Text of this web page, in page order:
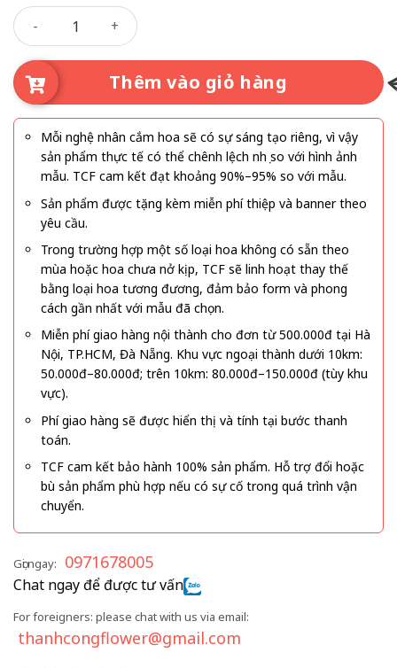
Cây thông noel 12 số lượng
Thêm vào giỏ hàng
Mỗi nghệ nhân cắm hoa sẽ có sự sáng tạo riêng, vì vậy
sản phẩm thực tế có thể chênh lệch nhẹ so với hình ảnh
mẫu. TCF cam kết đạt khoảng 90%–95% so với mẫu.
Sản phẩm được tặng kèm miễn phí thiệp và banner theo
yêu cầu.
Trong trường hợp một số loại hoa không có sẵn theo
mùa hoặc hoa chưa nở kịp, TCF sẽ linh hoạt thay thế
bằng loại hoa tương đương, đảm bảo form và phong
cách gần nhất với mẫu đã chọn.
Miễn phí giao hàng nội thành cho đơn từ 500.000đ tại Hà
Nội, TP.HCM, Đà Nẵng. Khu vực ngoại thành dưới 10km:
50.000đ–80.000đ; trên 10km: 80.000đ–150.000đ (tùy khu
vực).
Phí giao hàng sẽ được hiển thị và tính tại bước thanh
toán.
TCF cam kết bảo hành 100% sản phẩm. Hỗ trợ đổi hoặc
bù sản phẩm phù hợp nếu có sự cố trong quá trình vận
chuyển.
Gọi ngay: 0971678005
Chat ngay để được tư vấn
For foreigners: please chat with us via email:
thanhcongflower@gmail.com